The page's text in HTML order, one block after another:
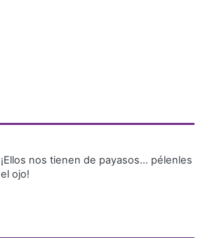
¡Ellos nos tienen de payasos… pélenles
el ojo!